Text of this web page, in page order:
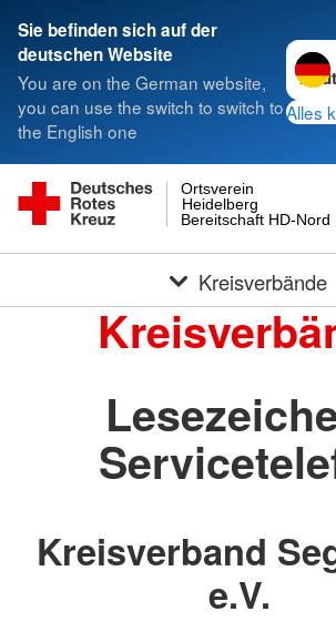
Sie befinden sich auf der
deutschen Website
You are on the German website,
you can use the switch to switch to
the English one
Alles
Bereitschaft HD-Nord
Heidelberg
Ortsverein
Kreisverbände
Kreisverband
e.V.